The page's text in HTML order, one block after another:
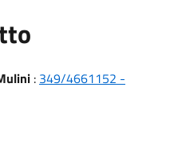
: 349/4661152 -